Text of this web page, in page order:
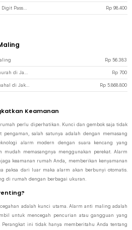
Rp 98.400
Rp 56.383
Rp 700
Rp 5.868.800
Keamanan
perlu diperhatikan. Kunci dan gembok saja tidak
salah satunya adalah dengan memasang
alarm modern dengan suara kencang yang
memasangnya menggunakan perekat. Alarm
keamanan rumah Anda, memberikan kenyamanan
paksa dari luar maka alarm akan berbunyi otomatis.
di rumah dengan berbagai ukuran.
adalah kunci utama. Alarm anti maling adalah
untuk mencegah pencurian atau gangguan yang
ini tidak hanya memberitahu Anda tentang